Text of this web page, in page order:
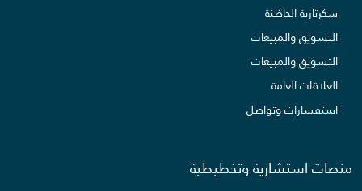
سكرتارية الحاضنة
التسويق والمبيعات
التسويق والمبيعات
العلاقات العامة
استفسارات وتواصل
منصات استشارية وتخطيطية